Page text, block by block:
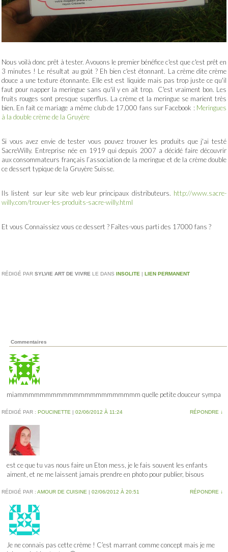
Nous voilà donc prêt à tester. Avouons le premier bénéfice c'est que c'est prêt en
3 minutes ! Le résultat au goût ? Eh bien c'est étonnant. La crème dite crème
douce a une texture étonnante. Elle est est liquide mais pas trop juste ce qu'il
faut pour napper la meringue sans qu'il y en ait trop. C'est vraiment bon. Les
fruits rouges sont presque superflus. La crème et la meringue se marient très
bien. En fait ce mariage a même club de 17,000 fans sur Facebook : Meringues
à la double crème de la Gruyère
Si vous avez envie de tester vous pouvez trouver les produits que j'ai testé
SacreWilly. Entreprise née en 1919 qui depuis 2007 a décidé faire découvrir
aux consommateurs français l’association de la meringue et de la crème double
ce dessert typique de la Gruyère Suisse.
Ils listent sur leur site web leur principaux distributeurs. http://www.sacre-
willy.com/trouver-les-produits-sacre-willy.html
Et vous Connaissiez vous ce dessert ? Faîtes-vous parti des 17000 fans ?
RÉDIGÉ PAR SYLVIE ART DE VIVRE LE DANS INSOLITE | LIEN PERMANENT
Commentaires
miammmmmmmmmmmmmmmmmmmmmm quelle petite douceur sympa
RÉDIGÉ PAR : POUCINETTE | 02/06/2012 À 11:24 RÉPONDRE ↓
est ce que tu vas nous faire un Eton mess, je le fais souvent les enfants
aiment, et ne me laissent jamais prendre en photo pour publier, bisous
RÉDIGÉ PAR : AMOUR DE CUISINE | 02/06/2012 À 20:51 RÉPONDRE ↓
Je ne connais pas cette crème ! C’est marrant comme concept mais je me